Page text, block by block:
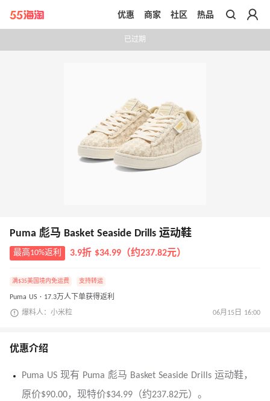
带你去官网买正品
优惠 商家 社区 热品
已过期
Puma 彪马 Basket Seaside Drills 运动鞋
最高10%返利 3.9折 $34.99（约237.82元）
满$35美国境内免运费 支持转运
Puma US · 17.3万人下单获得返利
爆料人：小米粒 06月15日 16:00
优惠介绍
Puma US 现有 Puma 彪马 Basket Seaside Drills 运动鞋，
原价$90.00，现特价$34.99（约237.82元）。